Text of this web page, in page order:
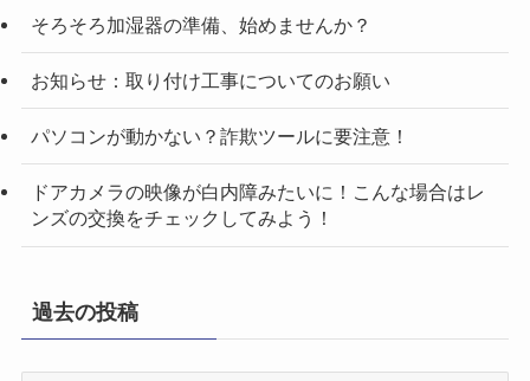
そろそろ加湿器の準備、始めませんか？
お知らせ：取り付け工事についてのお願い
パソコンが動かない？詐欺ツールに要注意！
ドアカメラの映像が白内障みたいに！こんな場合はレ
ンズの交換をチェックしてみよう！
過去の投稿